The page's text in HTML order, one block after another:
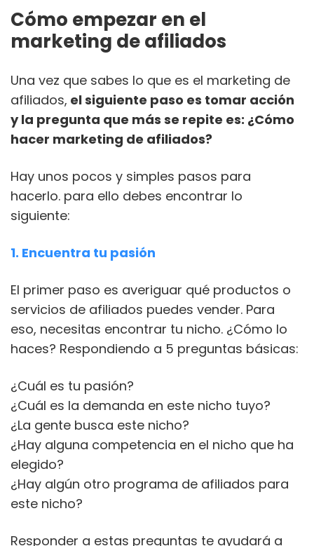
Cómo empezar en el
marketing de afiliados
Una vez que sabes lo que es el marketing de
afiliados, el siguiente paso es tomar acción
y la pregunta que más se repite es: ¿Cómo
hacer marketing de afiliados?
Hay unos pocos y simples pasos para
hacerlo. para ello debes encontrar lo
siguiente:
1. Encuentra tu pasión
El primer paso es averiguar qué productos o
servicios de afiliados puedes vender. Para
eso, necesitas encontrar tu nicho. ¿Cómo lo
haces? Respondiendo a 5 preguntas básicas:
¿Cuál es tu pasión?
¿Cuál es la demanda en este nicho tuyo?
¿La gente busca este nicho?
¿Hay alguna competencia en el nicho que ha
elegido?
¿Hay algún otro programa de afiliados para
este nicho?
Responder a estas preguntas te ayudará a